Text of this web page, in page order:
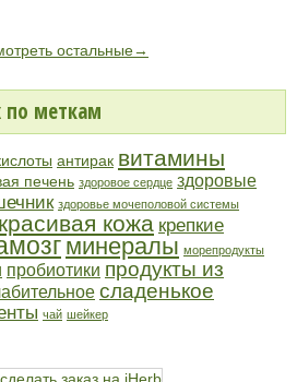
остальные→
по меткам
антирак витамины
печень здоровое сердце здоровые
здоровье мочеполовой системы
красивая кожа крепкие
минералы морепродукты
пробиотики продукты из
сладенькое
чай шейкер